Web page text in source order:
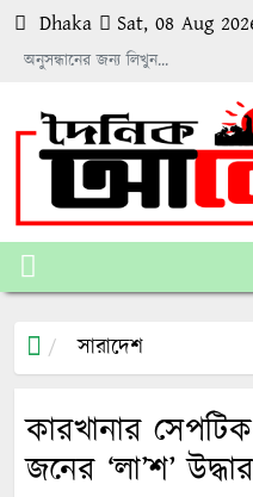
Dhaka Sat, 08 Aug
সারাদেশ
কারখানার
জনের ‘লা’শ’ উদ্ধার